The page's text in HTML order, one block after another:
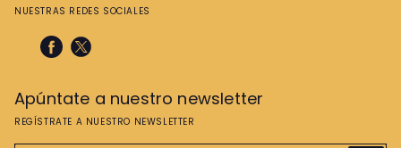
NUESTRAS REDES SOCIALES
Apúntate a nuestro newsletter
REGÍSTRATE A NUESTRO NEWSLETTER